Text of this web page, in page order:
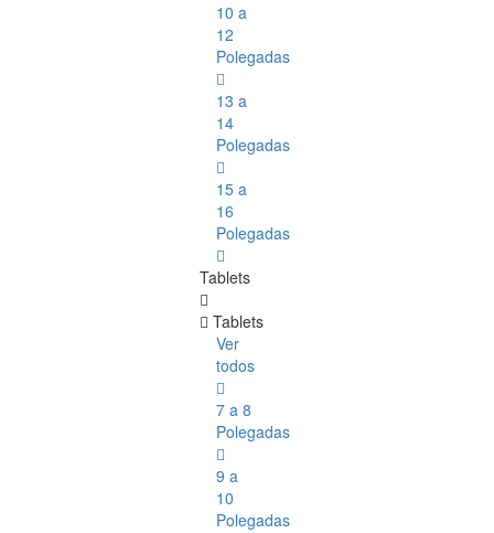
10 a
12
Polegadas
13 a
14
Polegadas
15 a
16
Polegadas
Tablets
Tablets
Ver
todos
7 a 8
Polegadas
9 a
10
Polegadas